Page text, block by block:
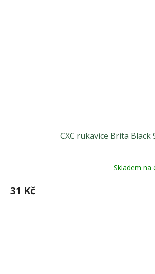
CXC rukavice Brita Black
Skladem na
31 Kč